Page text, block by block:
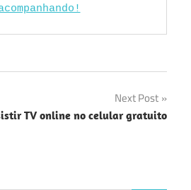
Next Post
TV online no celular gratuito